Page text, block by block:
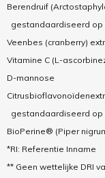
Berendruif
gestandaardiseerd op
Veenbes (cranberry)
Vitamine C (L-
D-mannose
gestandaardiseerd op
BioPerine® (Piper
*RI: Referentie Inname
** Geen wettelijke DRI